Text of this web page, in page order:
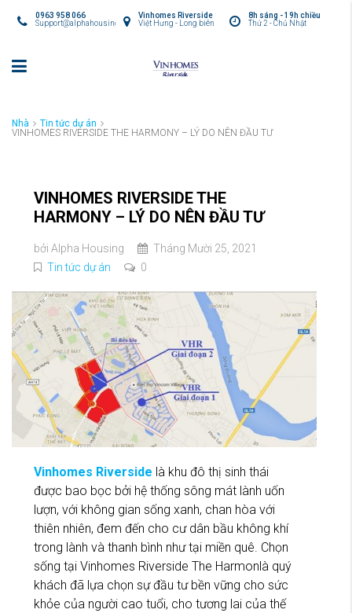
8h sáng - 19h chiều
Thứ 2 - Chủ Nhật
Vinhomes Riverside
Việt Hưng - Long biên
0963 958 066
Support@alphahousing.vn
Nhà
Tin tức dự án
VINHOMES RIVERSIDE THE HARMONY – LÝ DO NÊN ĐẦU TƯ
VINHOMES RIVERSIDE THE
HARMONY – LÝ DO NÊN ĐẦU TƯ
bởi Alpha Housing
Tháng Mười 25, 2021
Tin tức dự án
0
Vinhomes Riverside là khu đô thị sinh thái
được bao bọc bởi hệ thống sông mát lành uốn
lượn, với không gian sống xanh, chan hòa với
thiên nhiên, đem đến cho cư dân bầu không khí
trong lành và thanh bình như tại miền quê. Chọn
sống tại Vinhomes Riverside The Harmonlà quý
khách đã lựa chọn sự đầu tư bền vững cho sức
khỏe của người cao tuổi, cho tương lai của thế